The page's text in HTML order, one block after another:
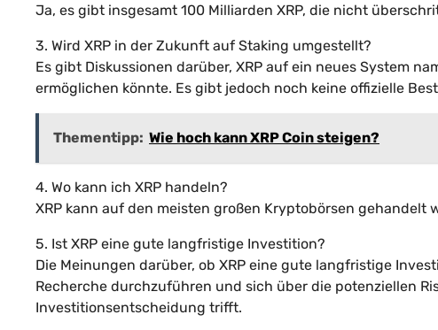
Ja, es gibt insgesamt 100 Milliarden XRP, die nicht
3. Wird XRP in der Zukunft auf Staking umgestellt?
Es gibt Diskussionen darüber, XRP auf ein neues System
ermöglichen könnte. Es gibt jedoch noch keine offizielle
Thementipp: Wie hoch kann XRP Coin steigen?
4. Wo kann ich XRP handeln?
XRP kann auf den meisten großen Kryptobörsen gehandelt
5. Ist XRP eine gute langfristige Investition?
Die Meinungen darüber, ob XRP eine gute langfristige
Recherche durchzuführen und sich über die potenziellen
Investitionsentscheidung trifft.